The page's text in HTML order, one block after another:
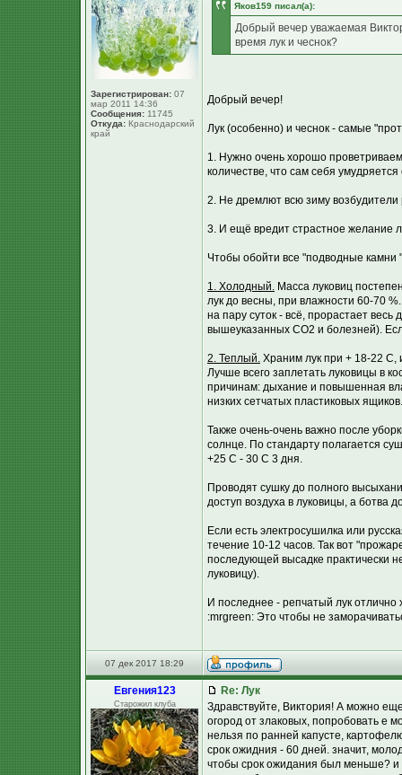
Зарегистрирован: 07
мар 2011 14:36
Сообщения: 11745
Откуда: Краснодарский
край
Яков159 писал(а):
Добрый вечер уважаемая
время лук и чеснок?
Добрый вечер!
Лук (особенно) и чеснок - самые
1. Нужно очень хорошо
количестве, что сам себя умудряется
2. Не дремлют всю зиму
3. И ещё вредит страстное желание
Чтобы обойти все "подводные камни
1. Холодный. Масса луковиц
лук до весны, при влажности 60-70
на пару суток - всё, прорастает
вышеуказанных СО2 и болезней).
2. Теплый. Храним лук при + 18-22 С,
Лучше всего заплетать луковицы в
причинам: дыхание и повышенная
низких сетчатых пластиковых
Также очень-очень важно после
солнце. По стандарту полагается
+25 С - 30 С 3 дня.
Проводят сушку до полного
доступ воздуха в луковицы, а ботва
Если есть электросушилка или
течение 10-12 часов. Так вот
последующей высадке практически
луковицу).
И последнее - репчатый лук
:mrgreen: Это чтобы не
07 дек 2017 18:29
Евгения123
Старожил клуба
Re: Лук
Здравствуйте, Виктория! А можно
огород от злаковых, попробовать е
нельзя по ранней капусте,
срок ожидния - 60 дней. значит,
чтобы срок ожидания был меньше?